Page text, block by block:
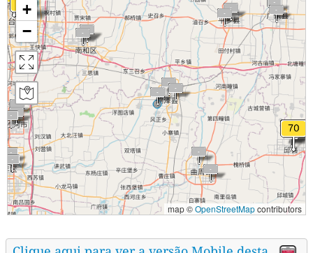
+
−
map ©OpenStreetMapcontributors